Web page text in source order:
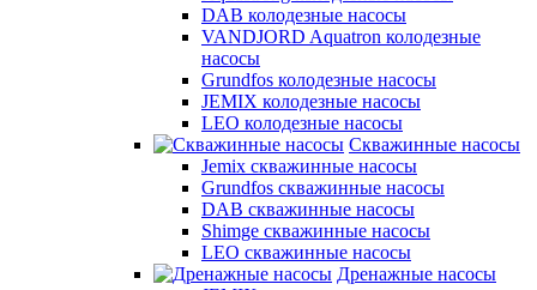
DAB колодезные насосы
VANDJORD Aquatron колодезные
насосы
Grundfos колодезные насосы
JEMIX колодезные насосы
LEO колодезные насосы
Скважинные насосы
Jemix cкважинные насосы
Grundfos скважинные насосы
DAB скважинные насосы
Shimge скважинные насосы
LEO скважинные насосы
Дренажные насосы